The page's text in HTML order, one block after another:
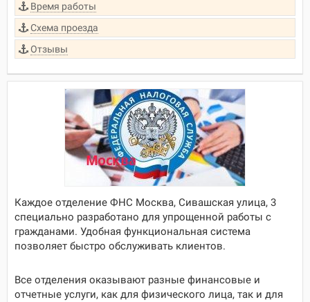
Время работы
Схема проезда
Отзывы
Каждое отделение ФНС Москва, Сивашская улица, 3
специально разработано для упрощенной работы с
гражданами. Удобная функциональная система
позволяет быстро обслуживать клиентов.
Все отделения оказывают разные финансовые и
отчетные услуги, как для физического лица, так и для